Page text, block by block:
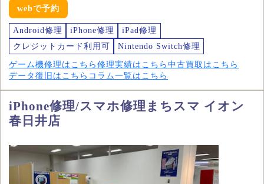
webで予約
Android修理 iPhone修理
iPad修理
クレジットカード利用可
Nintendo Switch修理
ゲーム機修理はこちら 修理実績はこちら 中古買取はこちら
データ復旧はこちら コラム一覧はこちら
iPhone修理/スマホ修理まちスマ イオン
春日井店